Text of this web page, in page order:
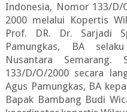
Indonesia, Nomor 133/
2000 melalui Kopertis
Prof. DR. Dr. Sarjadi
Pamungkas, BA
Nusantara Semarang.
133/D/O/2000 secara
Agus Pamungkas, BA
Bapak Bambang Budi